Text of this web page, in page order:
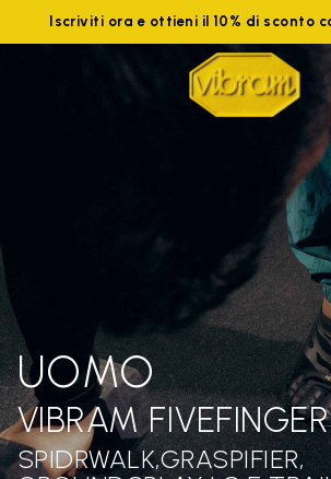
Iscriviti ora e ottieni il 10% di sconto
UOMO
VIBRAM
SPIDRWALK,GRASPIFIER,